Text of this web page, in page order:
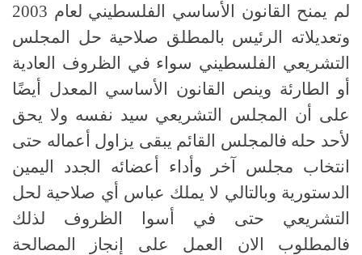
لم يمنح القانون الأساسي الفلسطيني لعام 2003
وتعديلاته الرئيس بالمطلق صلاحية حل المجلس
التشريعي الفلسطيني سواء في الظروف العادية
أو الطارئة وينص القانون الأساسي المعدل أيضًا
على أن المجلس التشريعي سيد نفسه ولا يحق
لأحد حله فالمجلس القائم يبقى يزاول أعماله حتى
انتخاب مجلس آخر وأداء أعضائه الجدد اليمين
الدستورية وبالتالي لا يملك عباس أي صلاحية لحل
التشريعي حتى في أسوا الظروف لذلك
فالمطلوب الان العمل على إنجاز المصالحة